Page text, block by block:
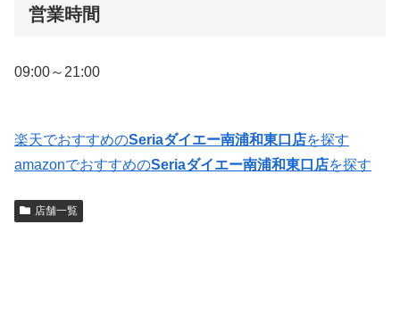
営業時間
09:00～21:00
楽天でおすすめのSeriaダイエー南浦和東口店を探す
amazonでおすすめのSeriaダイエー南浦和東口店を探す
店舗一覧